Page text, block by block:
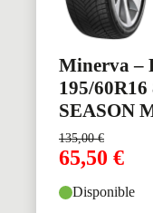
Minerva –
195/
SEASON
135,00€
65,50 €
Disponible